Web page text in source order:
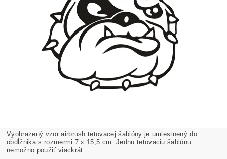
Vyobrazený vzor airbrush tetovacej šablóny je umiestnený do
obdĺžnika s rozmermi 7 x 15,5 cm. Jednu tetovaciu šablónu
nemožno použiť viackrát.